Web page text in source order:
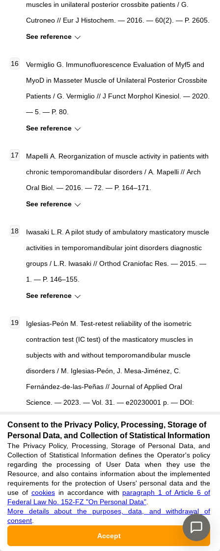
muscles in unilateral posterior crossbite patients / G.
Cutroneo // Eur J Histochem. — 2016. — 60(2). — P. 2605.
See reference
Vermiglio G. Immunofluorescence Evaluation of Myf5 and
MyoD in Masseter Muscle of Unilateral Posterior Crossbite
Patients / G. Vermiglio // J Funct Morphol Kinesiol. — 2020.
— 5. — P. 80.
See reference
Mapelli А. Reorganization of muscle activity in patients with
chronic temporomandibular disorders / А. Mapelli // Arch
Oral Biol. — 2016. — 72. — P. 164–171.
See reference
Iwasaki L.R. A pilot study of ambulatory masticatory muscle
activities in temporomandibular joint disorders diagnostic
groups / L.R. Iwasaki // Orthod Craniofac Res. — 2015. —
1. — P. 146–155.
See reference
Iglesias-Peón M. Test-retest reliability of the isometric
contraction test (IC test) of the masticatory muscles in
subjects with and without temporomandibular muscle
disorders / M. Iglesias-Peón, J. Mesa-Jiménez, C.
Fernández-de-las-Peñas // Journal of Applied Oral
Science. — 2023. — Vol. 31. — e20230001 p. — DOI:
See reference
Szyszka-Sommerfeld L. Electromyography as a Means of
Assessing Masticatory Muscle Activity in Patients with Pain-
Related Temporomandibular Disorders / L. Szyszka-
Sommerfeld, M. Machoy, M. Lipski [et al.] // Pain Res
Manag. — 2020. — Vol. 2020. — 9750915 p. — DOI:
Consent to the Privacy Policy, Processing, Storage of
Personal Data, and Collection of Statistical Information
The Privacy Policy, Processing, Storage of Personal Data, and
Collection of Statistical Information defines the Operator's policy
regarding the processing of User Data when they use the
Resource, and also contains information about the implemented
requirements for the protection of Users' personal data and the
use of cookiesin accordance with paragraph 1 of Article 6 of
Federal Law No. 152-FZ "On Personal Data"
More details about the purposes, data, and withdrawal of
consent
Accept